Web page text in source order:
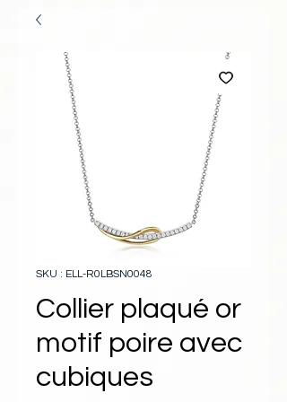
SKU : ELL-R0LBSN0048
Collier plaqué or
motif poire avec
cubiques